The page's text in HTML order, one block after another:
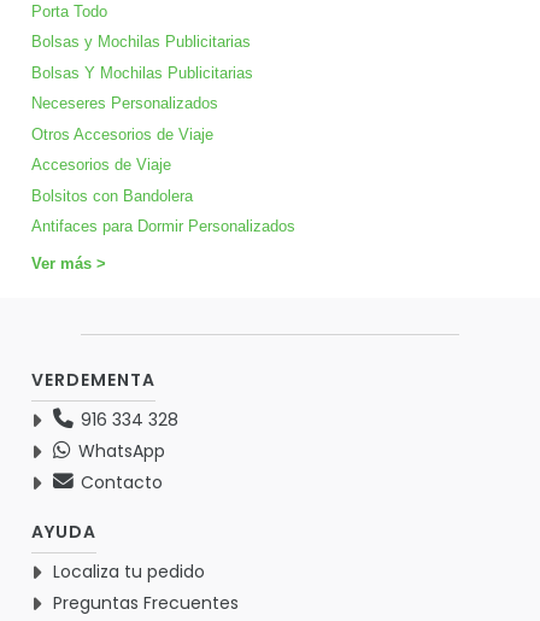
Porta Todo
Bolsas y Mochilas Publicitarias
Bolsas Y Mochilas Publicitarias
Neceseres Personalizados
Otros Accesorios de Viaje
Accesorios de Viaje
Bolsitos con Bandolera
Antifaces para Dormir Personalizados
Ver más >
VERDEMENTA
916 334 328
WhatsApp
Contacto
AYUDA
Localiza tu pedido
Preguntas Frecuentes